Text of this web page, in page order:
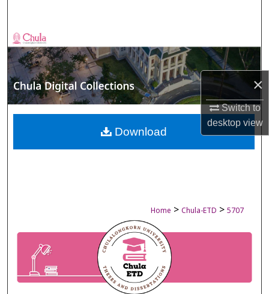
×
Switch to
desktopview
Browse Collections
My Account
About
Digital Commons Network™
Home > Chula-ETD > 5707
Download